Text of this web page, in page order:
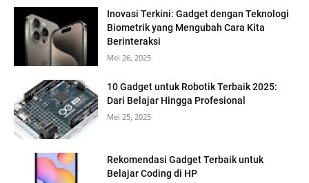
Inovasi Terkini: Gadget dengan Teknologi
Biometrik yang Mengubah Cara Kita
Berinteraksi
Mei 26, 2025
10 Gadget untuk Robotik Terbaik 2025:
Dari Belajar Hingga Profesional
Mei 25, 2025
Rekomendasi Gadget Terbaik untuk
Belajar Coding di HP